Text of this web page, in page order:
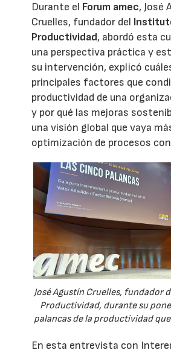
Durante el Forum amec, José
Cruelles, fundador del
Productividad, abordó esta
una perspectiva práctica y
su intervención, explicó
principales factores que
productividad de una
y por qué las mejoras
una visión global que vaya
optimización de procesos
José Agustín Cruelles, fundador
Productividad, durante su
palancas de la productividad
En esta entrevista con